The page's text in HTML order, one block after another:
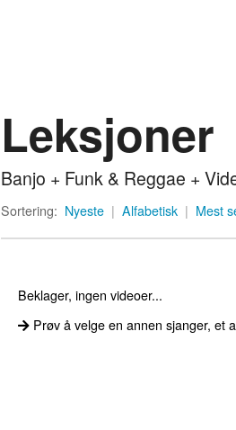
Leksjoner
Banjo + Funk & Reggae +
Sortering: Nyeste | Alfabetisk | Mest
Beklager, ingen videoer...
Prøv å velge en annen sjanger, et